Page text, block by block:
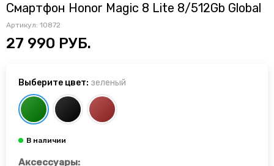
Смартфон Honor Magic 8 Lite 8/512Gb Global
Артикул: 10872
27 990 РУБ.
Выберите цвет: зеленый
Аксессуары: